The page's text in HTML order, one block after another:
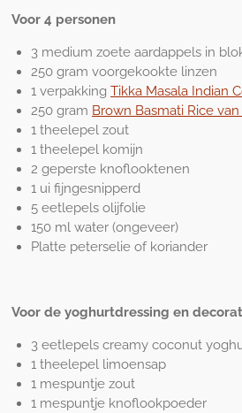
Voor 4 personen
3 medium zoete aardappels in
250 gram voorgekookte linzen
1 verpakking Tikka Masala Indian
250 gram Brown Basmati Rice
1 theelepel zout
1 theelepel komijn
2 geperste knoflooktenen
1 ui fijngesnipperd
5 eetlepels olijfolie
150 ml water (ongeveer)
Platte peterselie of koriander
Voor de yoghurtdressing en
3 eetlepels creamy coconut
1 theelepel limoensap
1 mespuntje zout
1 mespuntje knoflookpoeder